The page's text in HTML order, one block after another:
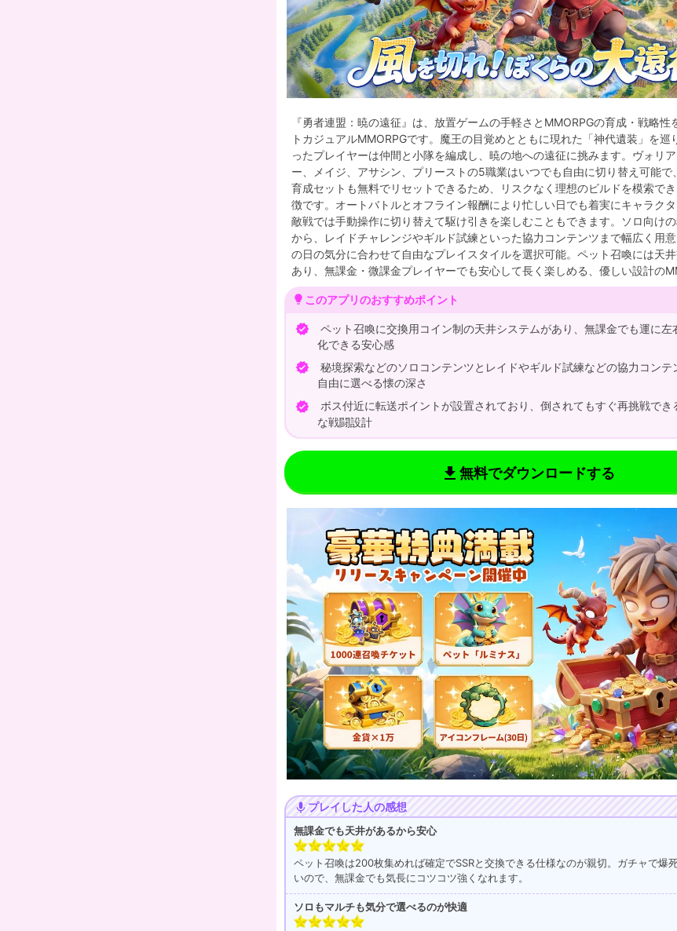
『勇者連盟：暁の遠征』は、放置ゲームの手軽さとMMORPGの育成・戦略性
トカジュアルMMORPGです。魔王の目覚めとともに現れた「神代遺装」を巡
ったプレイヤーは仲間と小隊を編成し、暁の地への遠征に挑みます。ヴォリ
ー、メイジ、アサシン、プリーストの5職業はいつでも自由に切り替え可能で
育成セットも無料でリセットできるため、リスクなく理想のビルドを模索で
徴です。オートバトルとオフライン報酬により忙しい日でも着実にキャラク
敵戦では手動操作に切り替えて駆け引きを楽しむこともできます。ソロ向け
から、レイドチャレンジやギルド試練といった協力コンテンツまで幅広く用
の日の気分に合わせて自由なプレイスタイルを選択可能。ペット召喚には天
あり、無課金・微課金プレイヤーでも安心して長く楽しめる、優しい設計の
lightbulb このアプリのおすすめポイント
verified
ペット召喚に交換用コイン制の天井システムがあり、無課金でも運に左
化できる安心感
verified
秘境探索などのソロコンテンツとレイドやギルド試練などの協力コンテ
自由に選べる懐の深さ
verified
ボス付近に転送ポイントが設置されており、倒されてもすぐ再挑戦でき
な戦闘設計
get_app 無料でダウンロードする
mic プレイした人の感想
無課金でも天井があるから安心
ペット召喚は200枚集めれば確定でSSRと交換できる仕様なのが親切。ガチャで爆
いので、無課金でも気長にコツコツ強くなれます。
ソロもマルチも気分で選べるのが快適